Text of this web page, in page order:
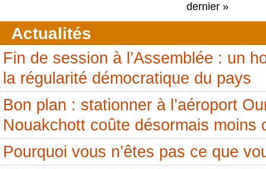
dernier »
Actualités
Fin de session à l’Assemblée : un
la régularité démocratique du pays
Bon plan : stationner à l’aéroport
Nouakchott coûte désormais moins
Pourquoi vous n’êtes pas ce que